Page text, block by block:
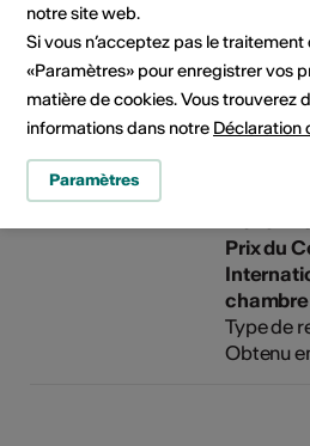
Type de
Obtenu
Prix du
Type de
Obtenu
notre site web.
Si vous n’acceptez pas le
«Paramètres» pour enregistrer vos
matière de cookies. Vous trouverez
informations dans notre Déclaration
Paramètres